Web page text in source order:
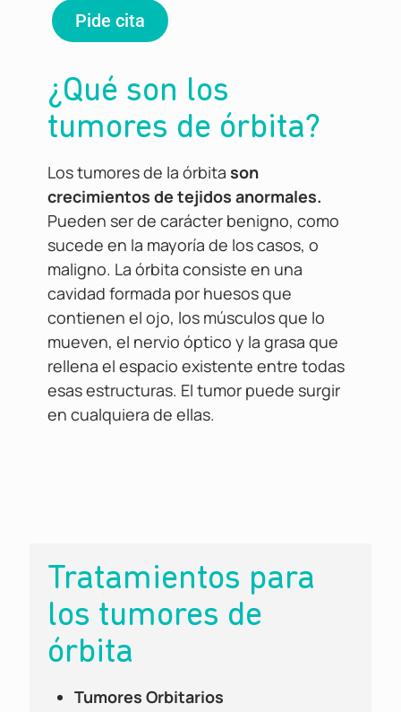
Pide cita
¿Qué son los
tumores de órbita?
Los tumores de la órbita son
crecimientos de tejidos anormales.
Pueden ser de carácter benigno, como
sucede en la mayoría de los casos, o
maligno. La órbita consiste en una
cavidad formada por huesos que
contienen el ojo, los músculos que lo
mueven, el nervio óptico y la grasa que
rellena el espacio existente entre todas
esas estructuras. El tumor puede surgir
en cualquiera de ellas.
Tratamientos para
los tumores de
órbita
Tumores Orbitarios